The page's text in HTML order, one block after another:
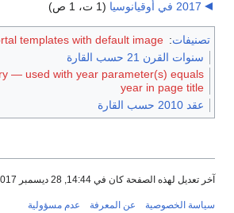
2017 في أوقيانوسيا
(1 ت، 1 ص)
تصنيفات:
templates with default image
سنوات القرن 21 حسب القارة
— used with year parameter(s) equals
year in page title
عقد 2010 حسب القارة
آخر تعديل لهذه الصفحة كان في 14:44, 28 ديسمبر 2017.
سياسة الخصوصية عن المعرفة عدم مسؤولية